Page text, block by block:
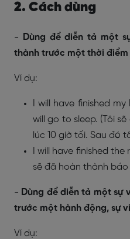
2. Cách dùng
-
Dùng để diễn tả một
thành trước một thời
Ví dụ:
I will have finished
will go to sleep. (Tôi
lúc 10 giờ tối. Sau đó
I will have finished
sẽ đã hoàn thành
- Dùng để diễn tả một sự
trước một hành động, sự
Ví dụ: